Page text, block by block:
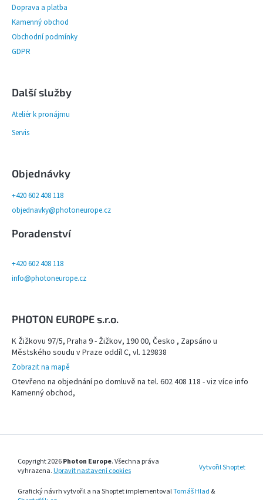
Doprava a platba
Kamenný obchod
Obchodní podmínky
GDPR
Další služby
Ateliér k pronájmu
Servis
Objednávky
+420 602 408 118
objednavky@photoneurope.cz
Poradenství
+420 602 408 118
info@photoneurope.cz
PHOTON EUROPE s.r.o.
K Žižkovu 97/5, Praha 9 - Žižkov, 190 00, Česko , Zapsáno u
Městského soudu v Praze oddíl C, vl. 129838
Zobrazit na mapě
Otevřeno na objednání po domluvě na tel. 602 408 118 - viz více info
Kamenný obchod,
Vytvořil Shoptet
Copyright 2026Photon Europe. Všechna práva
vyhrazena. Upravit nastavení cookies
Grafický návrh vytvořil a na Shoptet implementovalTomáš Hlad &